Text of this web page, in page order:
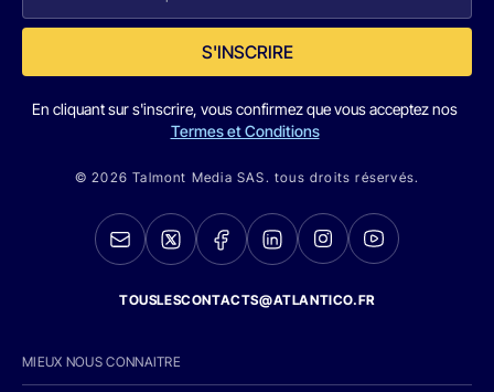
S'INSCRIRE
En cliquant sur s'inscrire, vous confirmez que vous acceptez nos
Termes et Conditions
© 2026 Talmont Media SAS. tous droits réservés.
TOUSLESCONTACTS@ATLANTICO.FR
MIEUX NOUS CONNAITRE